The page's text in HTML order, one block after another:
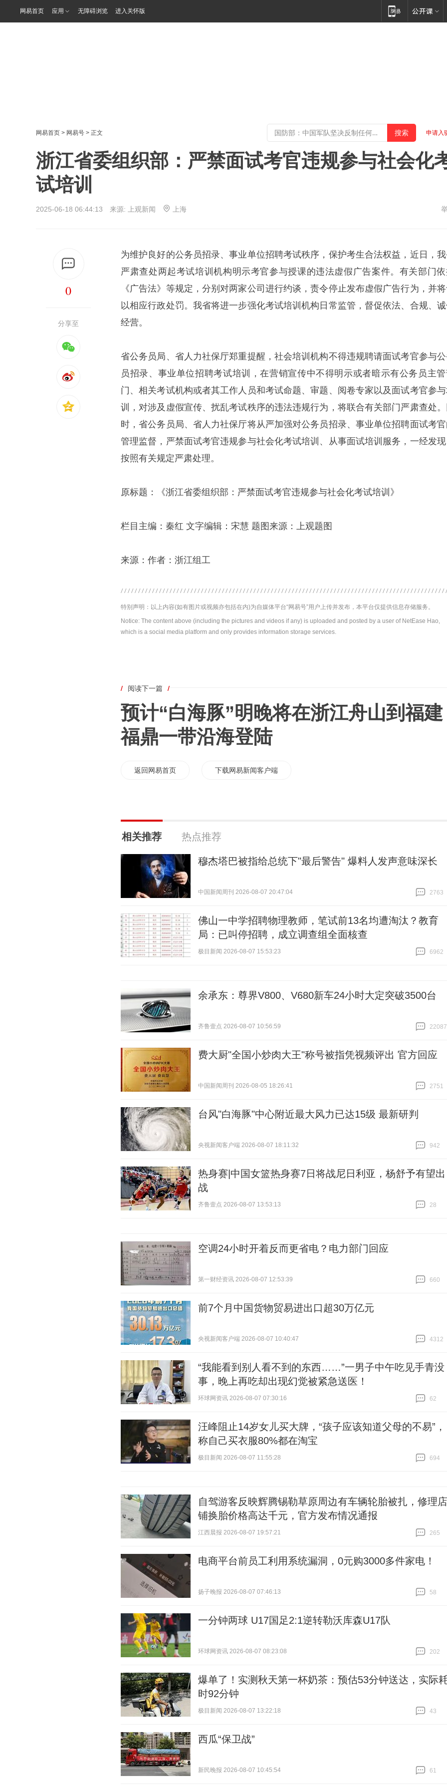
网易首页 应用 无障碍浏览 进入关怀版
网易首页 > 网易号 > 正文 申请入
浙江省委组织部：严禁面试考官违规参与社会化
试培训
2025-06-18 06:44:13 来源: 上观新闻 上海
0
分享至
为维护良好的公务员招录、事业单位招聘考试秩序，保护考生合法权益，近日，
严肃查处两起考试培训机构明示考官参与授课的违法虚假广告案件。有关部门
《广告法》等规定，分别对两家公司进行约谈，责令停止发布虚假广告行为，并
以相应行政处罚。我省将进一步强化考试培训机构日常监管，督促依法、合规、
经营。
省公务员局、省人力社保厅郑重提醒，社会培训机构不得违规聘请面试考官参与
员招录、事业单位招聘考试培训，在营销宣传中不得明示或者暗示有公务员主
门、相关考试机构或者其工作人员和考试命题、审题、阅卷专家以及面试考官参
训，对涉及虚假宣传、扰乱考试秩序的违法违规行为，将联合有关部门严肃查处
时，省公务员局、省人力社保厅将从严加强对公务员招录、事业单位招聘面试考
管理监督，严禁面试考官违规参与社会化考试培训、从事面试培训服务，一经发
按照有关规定严肃处理。
原标题：《浙江省委组织部：严禁面试考官违规参与社会化考试培训》
栏目主编：秦红 文字编辑：宋慧 题图来源：上观题图
来源：作者：浙江组工
特别声明：以上内容(如有图片或视频亦包括在内)为自媒体平台“网易号”用户上传并发布，本平台仅提供信息存储服务。
Notice: The content above (including the pictures and videos if any) is uploaded and posted by a user of NetEase Hao,
which is a social media platform and only provides information storage services.
/ 阅读下一篇 /
预计“白海豚”明晚将在浙江舟山到福建
福鼎一带沿海登陆
返回网易首页 下载网易新闻客户端
相关推荐 热点推荐
穆杰塔巴被指给总统下"最后警告" 爆料人发声意味深长
中国新闻周刊 2026-08-07 20:47:04
2763
佛山一中学招聘物理教师，笔试前13名均遭淘汰？教育
局：已叫停招聘，成立调查组全面核查
极目新闻 2026-08-07 15:53:23
6962
余承东：尊界V800、V680新车24小时大定突破3500台
齐鲁壹点 2026-08-07 10:56:59
22087
费大厨"全国小炒肉大王"称号被指凭视频评出 官方回应
中国新闻周刊 2026-08-05 18:26:41
2751
台风"白海豚"中心附近最大风力已达15级 最新研判
央视新闻客户端 2026-08-07 18:11:32
942
热身赛|中国女篮热身赛7日将战尼日利亚，杨舒予有望出
战
齐鲁壹点 2026-08-07 13:53:13
28
空调24小时开着反而更省电？电力部门回应
第一财经资讯 2026-08-07 12:53:39
660
前7个月中国货物贸易进出口超30万亿元
央视新闻客户端 2026-08-07 10:40:47
4312
“我能看到别人看不到的东西……”一男子中午吃见手青没
事，晚上再吃却出现幻觉被紧急送医！
环球网资讯 2026-08-07 07:30:16
62
汪峰阻止14岁女儿买大牌，“孩子应该知道父母的不易”，
称自己买衣服80%都在淘宝
极目新闻 2026-08-07 11:55:28
694
自驾游客反映辉腾锡勒草原周边有车辆轮胎被扎，修理店
铺换胎价格高达千元，官方发布情况通报
江西晨报 2026-08-07 19:57:21
265
电商平台前员工利用系统漏洞，0元购3000多件家电！
扬子晚报 2026-08-07 07:46:13
58
一分钟两球 U17国足2:1逆转勒沃库森U17队
环球网资讯 2026-08-07 08:23:08
202
爆单了！实测秋天第一杯奶茶：预估53分钟送达，实际
时92分钟
极目新闻 2026-08-07 13:22:18
43
西瓜“保卫战”
新民晚报 2026-08-07 10:45:54
61